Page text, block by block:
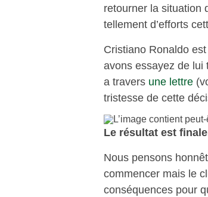
retourner la situation
tellement d’efforts
Cristiano Ronaldo
avons essayez de lui
a travers une lettre
tristesse de cette
Le résultat est
Nous pensons
commencer mais le
conséquences pour